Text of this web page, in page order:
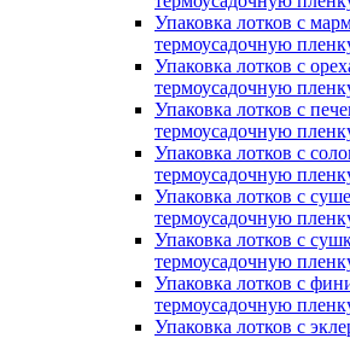
Упаковка лотков с
термоусадочную
Упаковка лотков с
термоусадочную
Упаковка лотков с
термоусадочную
Упаковка лотков с
термоусадочную
Упаковка лотков с
термоусадочную
Упаковка лотков с
термоусадочную
Упаковка лотков с
термоусадочную
Упаковка лотков с